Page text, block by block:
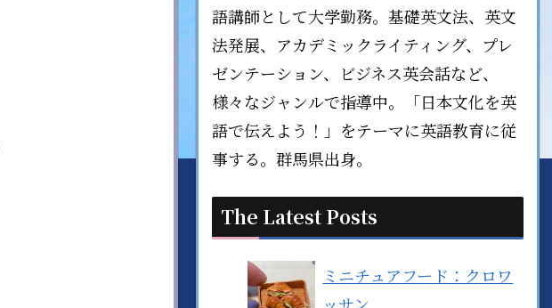
語講師として大学勤務。基礎英文法、英文
法発展、アカデミックライティング、プレ
ゼンテーション、ビジネス英会話など、
様々なジャンルで指導中。「日本文化を英
語で伝えよう！」をテーマに英語教育に従
事する。群馬県出身。
The Latest Posts
ミニチュアフード：クロワ
ッサン